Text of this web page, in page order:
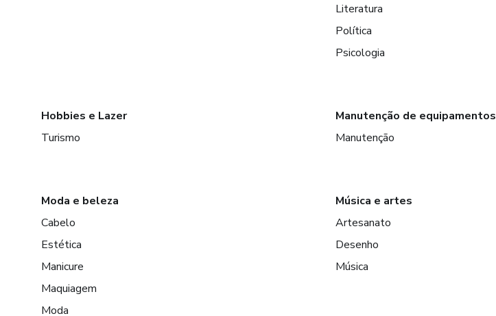
Literatura
Política
Psicologia
Hobbies e Lazer
Turismo
Manutenção de equipamentos
Manutenção
Moda e beleza
Cabelo
Estética
Manicure
Maquiagem
Moda
Música e artes
Artesanato
Desenho
Música